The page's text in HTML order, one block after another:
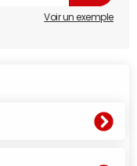
Voir un exemple